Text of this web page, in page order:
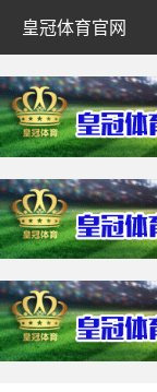
皇冠体育官网